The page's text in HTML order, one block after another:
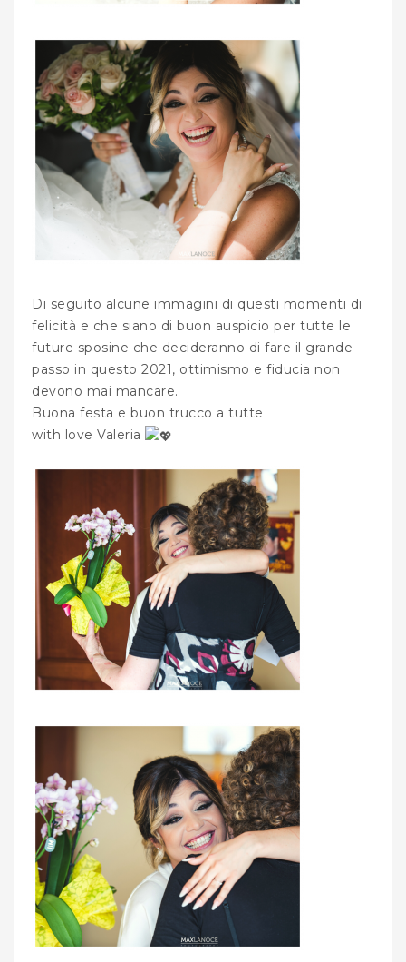
Di seguito alcune immagini di questi momenti di
felicità e che siano di buon auspicio per tutte le
future sposine che decideranno di fare il grande
passo in questo 2021, ottimismo e fiducia non
devono mai mancare.
Buona festa e buon trucco a tutte
with love Valeria